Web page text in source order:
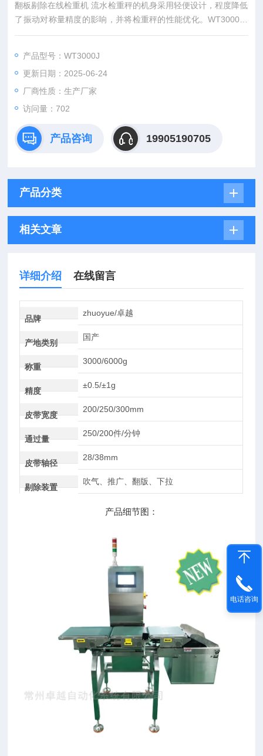
翻板剔除在线检重机 流水检重秤的机身采用轻便设计，程度降低
了振动对称量精度的影响，并将检重秤的性能优化。WT3000简
化设计，将活动部件的数量减到低，这样做不仅可以减少振动，
产品型号：WT3000J
更新日期：2025-06-24
厂商性质：生产厂家
访问量：702
产品咨询 19905190705
产品分类
相关文章
详细介绍 在线留言
品牌
zhuoyue/卓越
产地类别
国产
称重
3000/6000g
精度
±0.5/±1g
皮带宽度
200/250/300mm
通过量
250/200件/分钟
皮带轴径
28/38mm
剔除装置
吹气、推广、翻版、下拉
产品细节图：
电话咨询